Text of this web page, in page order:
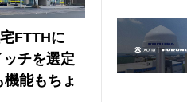
FTTHに
チを選定
機能もちょ